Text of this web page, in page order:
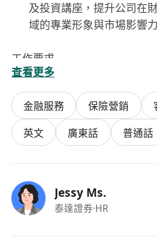
及投資講座，提升公司在
域的專業形象與市場影響
工作要求
必須持有香港SFC頒發的有
類、第4類及第9類受規管
且無未解決之紀律處分紀
具備至少三年以上於持牌
資顧問或資產管理相關工
議書、風險披露文件及合
常工作語言。
查看更多
金融服務 保險營銷
英文
廣東話 普通話
Jessy Ms.
泰達證券·HR